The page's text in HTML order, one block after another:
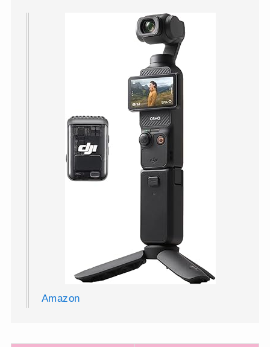
Amazon